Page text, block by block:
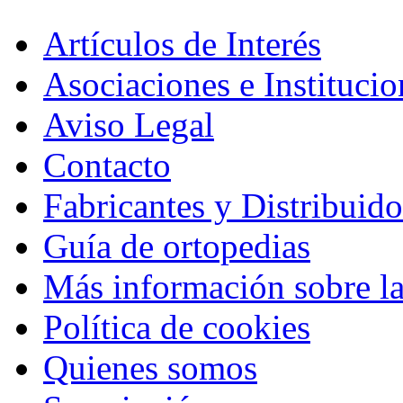
Artículos de Interés
Asociaciones e
Aviso Legal
Contacto
Fabricantes y
Guía de ortopedias
Más información sobre
Política de cookies
Quienes somos